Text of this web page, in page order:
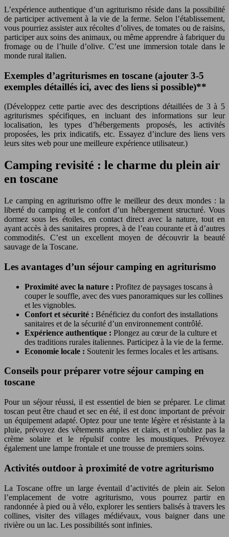
L’expérience authentique d’un agriturismo réside dans la possibilité
de participer activement à la vie de la ferme. Selon l’établissement,
vous pourriez assister aux récoltes d’olives, de tomates ou de raisins,
participer aux soins des animaux, ou même apprendre à fabriquer du
fromage ou de l’huile d’olive. C’est une immersion totale dans le
monde rural italien.
Exemples d’agriturismes en toscane (ajouter 3-5
exemples détaillés ici, avec des liens si possible)**
(Développez cette partie avec des descriptions détaillées de 3 à 5
agriturismes spécifiques, en incluant des informations sur leur
localisation, les types d’hébergements proposés, les activités
proposées, les prix indicatifs, etc. Essayez d’inclure des liens vers
leurs sites web pour une meilleure expérience utilisateur.)
Camping revisité : le charme du plein air
en toscane
Le camping en agriturismo offre le meilleur des deux mondes : la
liberté du camping et le confort d’un hébergement structuré. Vous
dormez sous les étoiles, en contact direct avec la nature, tout en
ayant accès à des sanitaires propres, à de l’eau courante et à d’autres
commodités. C’est un excellent moyen de découvrir la beauté
sauvage de la Toscane.
Les avantages d’un séjour camping en agriturismo
Proximité avec la nature : Profitez de paysages toscans à
couper le souffle, avec des vues panoramiques sur les collines
et les vignobles.
Confort et sécurité : Bénéficiez du confort des installations
sanitaires et de la sécurité d’un environnement contrôlé.
Expérience authentique : Plongez au cœur de la culture et
des traditions rurales italiennes. Participez à la vie de la ferme.
Economie locale : Soutenir les fermes locales et les artisans.
Conseils pour préparer votre séjour camping en
toscane
Pour un séjour réussi, il est essentiel de bien se préparer. Le climat
toscan peut être chaud et sec en été, il est donc important de prévoir
un équipement adapté. Optez pour une tente légère et résistante à la
pluie, prévoyez des vêtements amples et clairs, et n’oubliez pas la
crème solaire et le répulsif contre les moustiques. Prévoyez
également une lampe frontale et une trousse de premiers soins.
Activités outdoor à proximité de votre agriturismo
La Toscane offre un large éventail d’activités de plein air. Selon
l’emplacement de votre agriturismo, vous pourrez partir en
randonnée à pied ou à vélo, explorer les sentiers balisés à travers les
collines, visiter des villages médiévaux, vous baigner dans une
rivière ou un lac. Les possibilités sont infinies.